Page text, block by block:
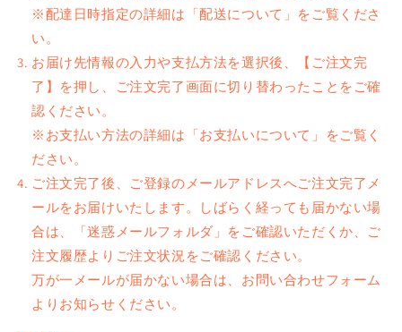
※配達日時指定の詳細は「配送について」をご覧くださ
い。
お届け先情報の入力や支払方法を選択後、【ご注文完
了】を押し、ご注文完了画面に切り替わったことをご確
認ください。
※お支払い方法の詳細は「お支払いについて」をご覧く
ださい。
ご注文完了後、ご登録のメールアドレスへご注文完了メ
ールをお届けいたします。しばらく経っても届かない場
合は、「迷惑メールフォルダ」をご確認いただくか、ご
注文履歴よりご注文状況をご確認ください。
万が一メールが届かない場合は、お問い合わせフォーム
よりお知らせください。